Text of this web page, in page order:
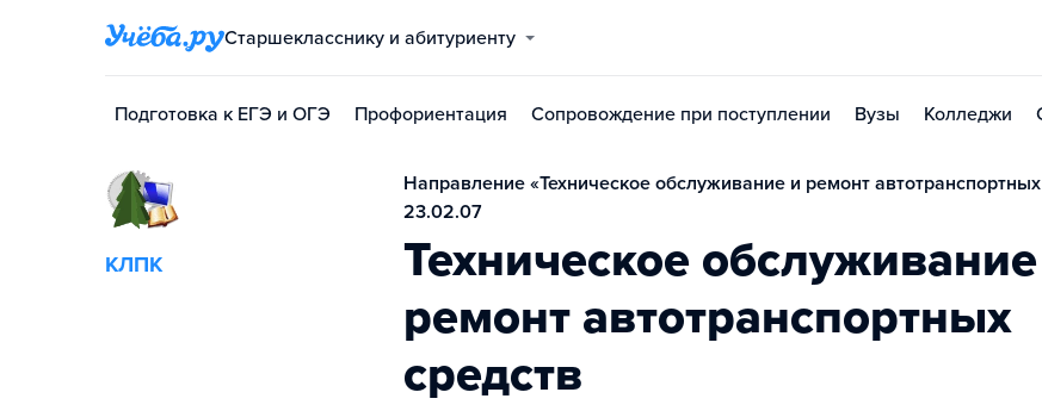
Старшекласснику и абитуриенту
Подготовка к ЕГЭ и ОГЭ Профориентация Сопровождение при поступлении Вузы Колледжи
КЛПК
Направление «Техническое обслуживание и ремонт
23.02.07
Техническое
ремонт автотранспортных
средств